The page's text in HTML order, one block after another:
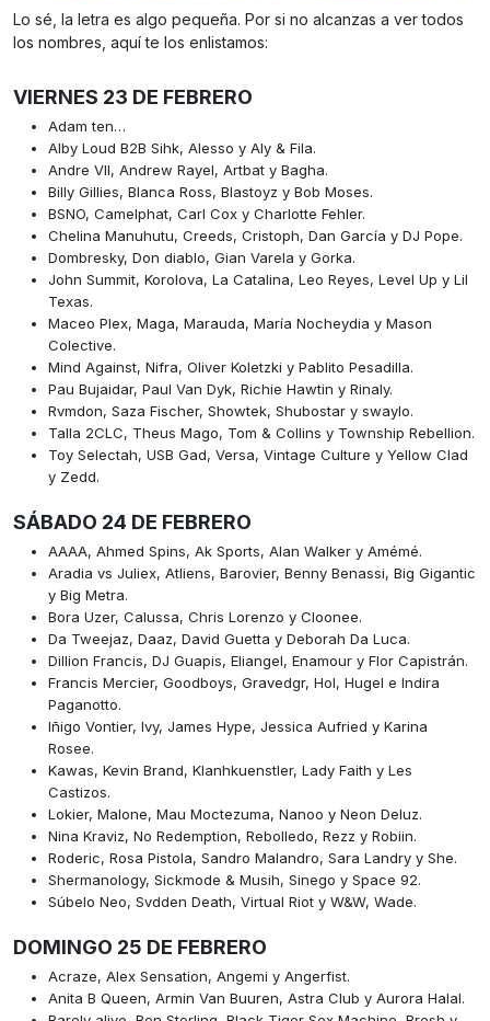
Lo sé, la letra es algo pequeña. Por si no alcanzas a ver todos
los nombres, aquí te los enlistamos:
VIERNES 23 DE FEBRERO
Adam ten…
Alby Loud B2B Sihk, Alesso y Aly & Fila.
Andre VII, Andrew Rayel, Artbat y Bagha.
Billy Gillies, Blanca Ross, Blastoyz y Bob Moses.
BSNO, Camelphat, Carl Cox y Charlotte Fehler.
Chelina Manuhutu, Creeds, Cristoph, Dan García y DJ Pope.
Dombresky, Don diablo, Gian Varela y Gorka.
John Summit, Korolova, La Catalina, Leo Reyes, Level Up y Lil
Texas.
Maceo Plex, Maga, Marauda, María Nocheydia y Mason
Colective.
Mind Against, Nifra, Oliver Koletzki y Pablito Pesadilla.
Pau Bujaidar, Paul Van Dyk, Richie Hawtin y Rinaly.
Rvmdon, Saza Fischer, Showtek, Shubostar y swaylo.
Talla 2CLC, Theus Mago, Tom & Collins y Township Rebellion.
Toy Selectah, USB Gad, Versa, Vintage Culture y Yellow Clad
y Zedd.
SÁBADO 24 DE FEBRERO
AAAA, Ahmed Spins, Ak Sports, Alan Walker y Amémé.
Aradia vs Juliex, Atliens, Barovier, Benny Benassi, Big Gigantic
y Big Metra.
Bora Uzer, Calussa, Chris Lorenzo y Cloonee.
Da Tweejaz, Daaz, David Guetta y Deborah Da Luca.
Dillion Francis, DJ Guapis, Eliangel, Enamour y Flor Capistrán.
Francis Mercier, Goodboys, Gravedgr, Hol, Hugel e Indira
Paganotto.
Iñigo Vontier, Ivy, James Hype, Jessica Aufried y Karina
Rosee.
Kawas, Kevin Brand, Klanhkuenstler, Lady Faith y Les
Castizos.
Lokier, Malone, Mau Moctezuma, Nanoo y Neon Deluz.
Nina Kraviz, No Redemption, Rebolledo, Rezz y Robiin.
Roderic, Rosa Pistola, Sandro Malandro, Sara Landry y She.
Shermanology, Sickmode & Musih, Sinego y Space 92.
Súbelo Neo, Svdden Death, Virtual Riot y W&W, Wade.
DOMINGO 25 DE FEBRERO
Acraze, Alex Sensation, Angemi y Angerfist.
Anita B Queen, Armin Van Buuren, Astra Club y Aurora Halal.